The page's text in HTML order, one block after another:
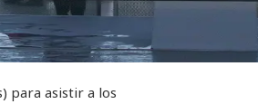
para asistir a los